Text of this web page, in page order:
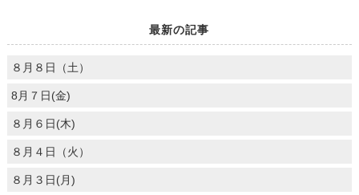
最新の記事
８月８日（土）
8月７日(金)
８月６日(木)
８月４日（火）
８月３日(月)